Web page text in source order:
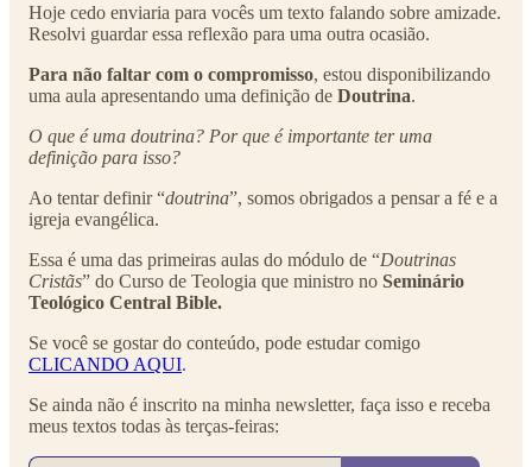
Hoje cedo enviaria para vocês um texto falando sobre amizade.
Resolvi guardar essa reflexão para uma outra ocasião.
Para não faltar com o compromisso, estou disponibilizando
uma aula apresentando uma definição de Doutrina.
O que é uma doutrina? Por que é importante ter uma
definição para isso?
Ao tentar definir “doutrina”, somos obrigados a pensar a fé e a
igreja evangélica.
Essa é uma das primeiras aulas do módulo de “Doutrinas
Cristãs” do Curso de Teologia que ministro no Seminário
Teológico Central Bible.
Se você se gostar do conteúdo, pode estudar comigo
CLICANDO AQUI.
Se ainda não é inscrito na minha newsletter, faça isso e receba
meus textos todas às terças-feiras: